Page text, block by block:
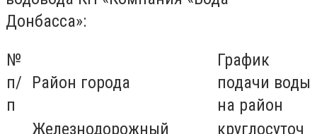
Донбасса»:
№
п/
п
Район города
График
подачи воды
на район
Железнодорожный
круглосуточ